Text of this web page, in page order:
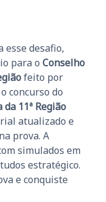
esse desafio,
para o Conselho
feito por
concurso do
11ª Região
atualizado e
prova. A
simulados em
estratégico.
e conquiste